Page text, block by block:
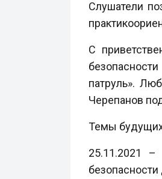
Слушатели
С
патруль».
Черепанов
Темы
25.11.2021 –